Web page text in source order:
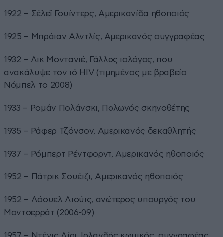
1922 – Σέλεϊ Γουίντερς, Αμερικανίδα ηθοποιός
1925 – Μπράιαν Αλντλίς, Αμερικανός συγγραφέας
1932 – Λικ Μοντανιέ, Γάλλος ιολόγος, που
ανακάλυψε τον ιό HIV (τιμημένος με βραβείο
Νόμπελ το 2008)
1933 – Ρομάν Πολάνσκι, Πολωνός σκηνοθέτης
1935 – Ράφερ Τζόνσον, Αμερικανός δεκαθλητής
1937 – Ρόμπερτ Ρέντφορντ, Αμερικανός ηθοποιός
1952 – Πάτρικ Σουέιζι, Αμερικανός ηθοποιός
1952 – Λόουελ Λιούις, ανώτερος υπουργός του
Μοντσερράτ (2006-09)
1957 – Ντένις Λίρι, Ιρλανδός κωμικός, συγγραφέας